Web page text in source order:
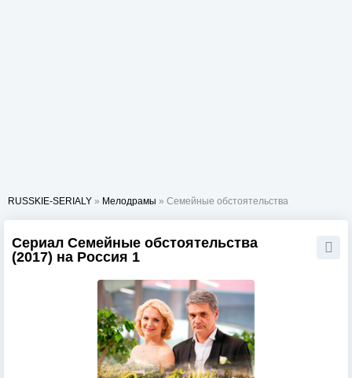
RUSSKIE-SERIALY » Мелодрамы » Семейные обстоятельства
Сериал Семейные обстоятельства
(2017) на Россия 1